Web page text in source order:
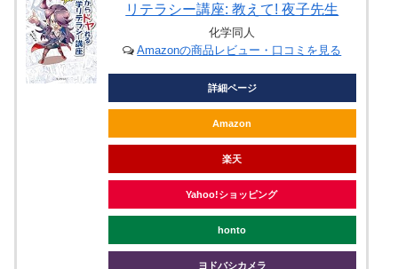
リテラシー講座: 教えて! 夜子先生
化学同人
Amazonの商品レビュー・口コミを見る
詳細ページ
Amazon
楽天
Yahoo!ショッピング
honto
ヨドバシカメラ